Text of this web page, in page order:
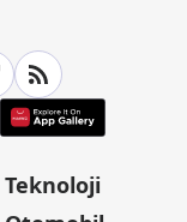
Teknoloji